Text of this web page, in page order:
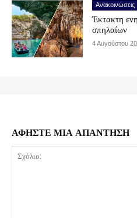
Ανακοινώσεις
Έκτακτη
σπηλαίων
4 Αυγούστου
ΑΦΗΣΤΕ ΜΙΑ ΑΠΑΝΤΗΣΗ